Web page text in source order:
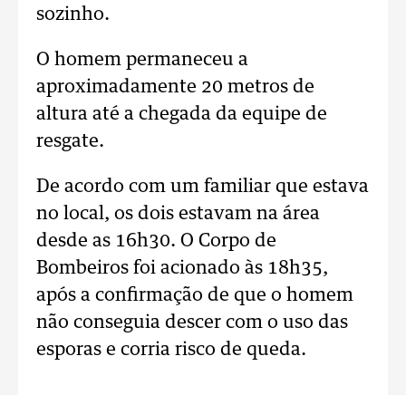
sozinho.
O homem permaneceu a
aproximadamente 20 metros de
altura até a chegada da equipe de
resgate.
De acordo com um familiar que estava
no local, os dois estavam na área
desde as 16h30. O Corpo de
Bombeiros foi acionado às 18h35,
após a confirmação de que o homem
não conseguia descer com o uso das
esporas e corria risco de queda.